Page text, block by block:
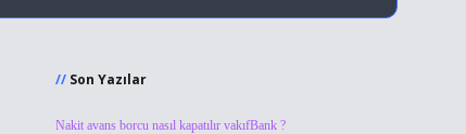
Son Yazılar
Nakit avans borcu nasıl kapatılır vakıfBank ?